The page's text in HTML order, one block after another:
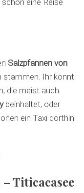
eine Reise
Salzpfannen von
stammen. Ihr könnt
die meist auch
beinhaltet, oder
ein Taxi dorthin
Titicacasee